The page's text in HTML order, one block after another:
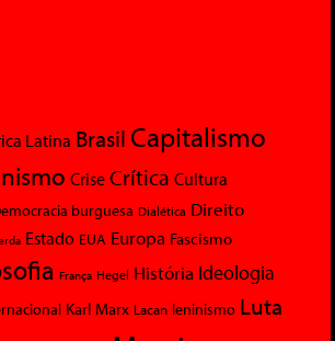
Latina Brasil Capitalismo
Crise Crítica Cultura
burguesa Dialética Direito
Estado EUA Europa Fascismo
França Hegel História Ideologia
Karl Marx Lacan leninismo Luta